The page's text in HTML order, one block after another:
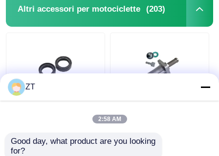
Altri accessori per motociclette (203)
anteriore moto CG125
27X37X10.5
YBR125 Catena
tendicatena
automatica della
catena di
ZT
2:58 AM
Good day, what product are you looking
for?